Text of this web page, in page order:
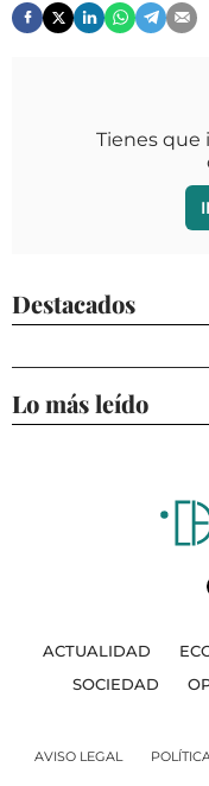
Tienes que
Destacados
Lo más leído
ACTUALIDAD
SOCIEDAD
AVISO LEGAL